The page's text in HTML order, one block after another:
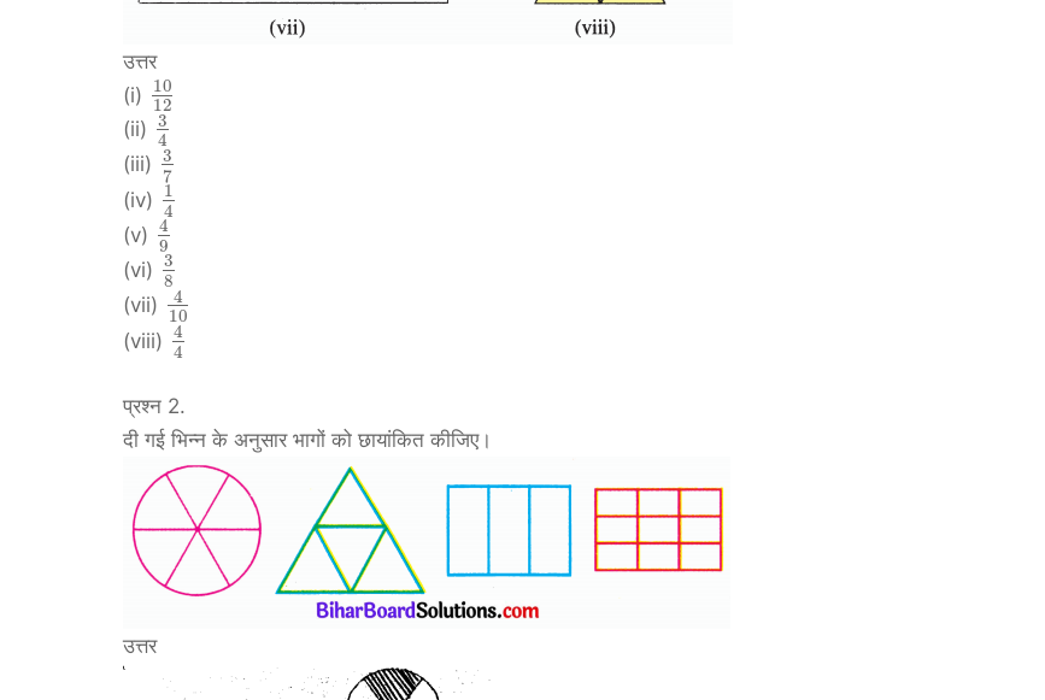
उत्तर
(i)
10
12
(ii) 3
4
(iii) 3
7
(iv)
1
4
(v) 4
9
(vi) 3
8
(vii)
4
10
(viii) 4
4
प्रश्न 2.
दी गई भिन्न के अनुसार भागों को छायांकित कीजिए।
उत्तर